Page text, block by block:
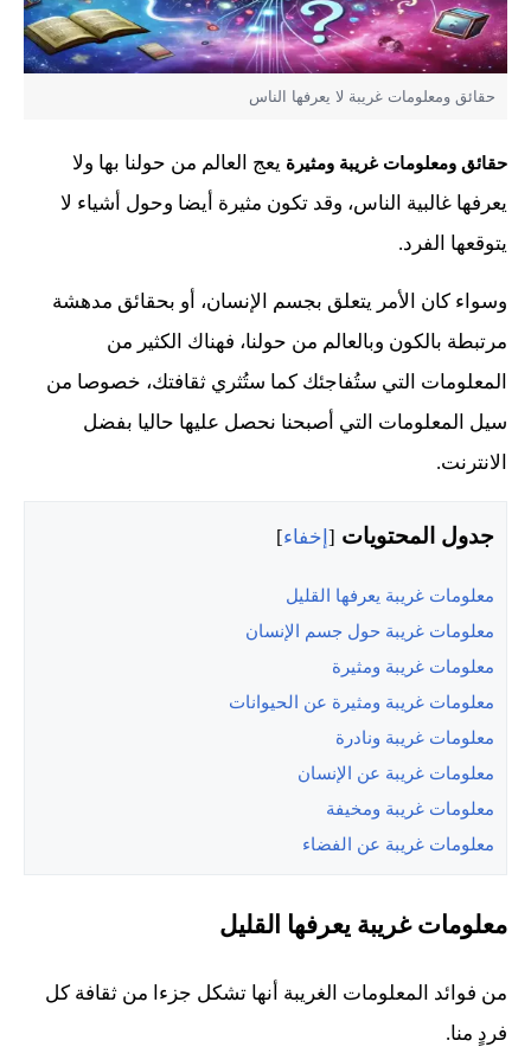
حقائق ومعلومات غريبة لا يعرفها الناس
حقائق ومعلومات غريبة ومثيرة يعج العالم من حولنا بها ولا
يعرفها غالبية الناس، وقد تكون مثيرة أيضا وحول أشياء لا
يتوقعها الفرد.
وسواء كان الأمر يتعلق بجسم الإنسان، أو بحقائق مدهشة
مرتبطة بالكون وبالعالم من حولنا، فهناك الكثير من
المعلومات التي ستُفاجئك كما ستُثري ثقافتك، خصوصا من
سيل المعلومات التي أصبحنا نحصل عليها حاليا بفضل
الانترنت.
جدول المحتويات [ إخفاء]
معلومات غريبة يعرفها القليل
معلومات غريبة حول جسم الإنسان
معلومات غريبة ومثيرة
معلومات غريبة ومثيرة عن الحيوانات
معلومات غريبة ونادرة
معلومات غريبة عن الإنسان
معلومات غريبة ومخيفة
معلومات غريبة عن الفضاء
معلومات غريبة يعرفها القليل
من فوائد المعلومات الغريبة أنها تشكل جزءا من ثقافة كل
فردٍ منا.